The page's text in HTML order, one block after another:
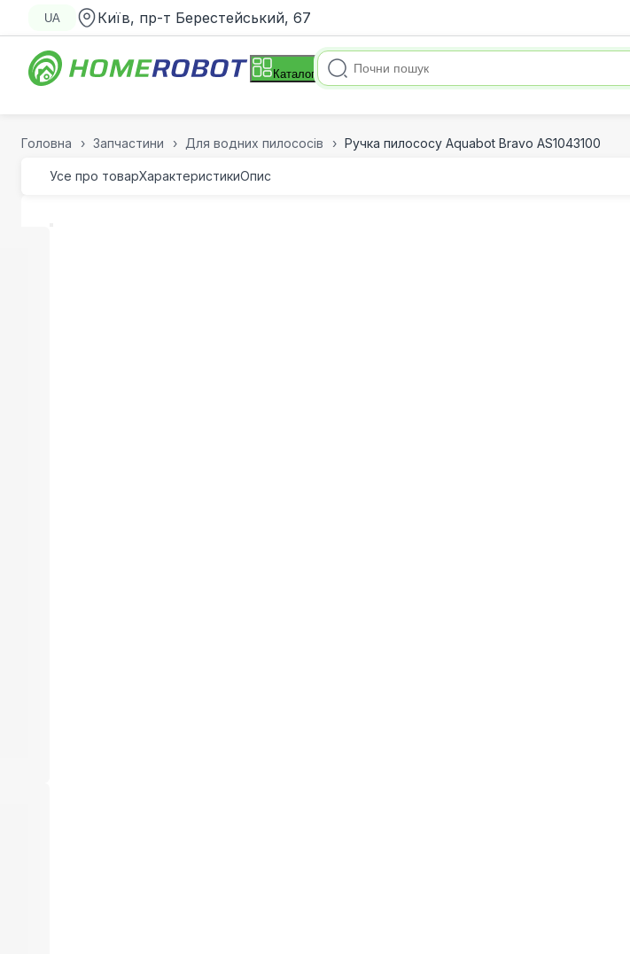
UA Київ, пр-т Берестейський, 67
Каталог
Головна Запчастини Для водних пилососів Ручка пилососу Aquabot Bravo AS1043100
Усе про товарХарактеристикиОпис